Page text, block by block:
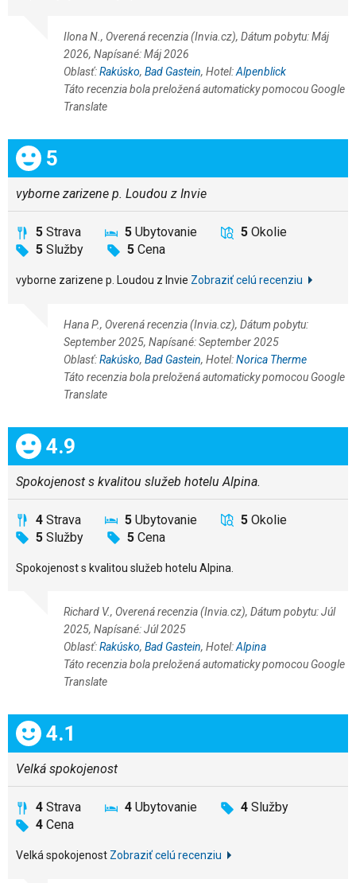
Ilona N., Overená recenzia (Invia.cz), Dátum pobytu: Máj
2026, Napísané: Máj 2026
Oblasť:Rakúsko, Bad Gastein, Hotel:Alpenblick
Táto recenzia bola preložená automaticky pomocou Google
Translate
Celkom:
5
vyborne zarizene p. Loudou z Invie
5 Strava 5 Ubytovanie 5 Okolie
5 Služby 5 Cena
vyborne zarizene p. Loudou z Invie Zobraziť celú recenziu
Hana P., Overená recenzia (Invia.cz), Dátum pobytu:
September 2025, Napísané: September 2025
Oblasť:Rakúsko, Bad Gastein, Hotel:Norica Therme
Táto recenzia bola preložená automaticky pomocou Google
Translate
Celkom:
4.9
Spokojenost s kvalitou služeb hotelu Alpina.
4 Strava 5 Ubytovanie 5 Okolie
5 Služby 5 Cena
Spokojenost s kvalitou služeb hotelu Alpina.
Richard V., Overená recenzia (Invia.cz), Dátum pobytu: Júl
2025, Napísané: Júl 2025
Oblasť:Rakúsko, Bad Gastein, Hotel:Alpina
Táto recenzia bola preložená automaticky pomocou Google
Translate
Celkom:
4.1
Velká spokojenost
4 Strava 4 Ubytovanie 4 Služby
4 Cena
Velká spokojenost Zobraziť celú recenziu